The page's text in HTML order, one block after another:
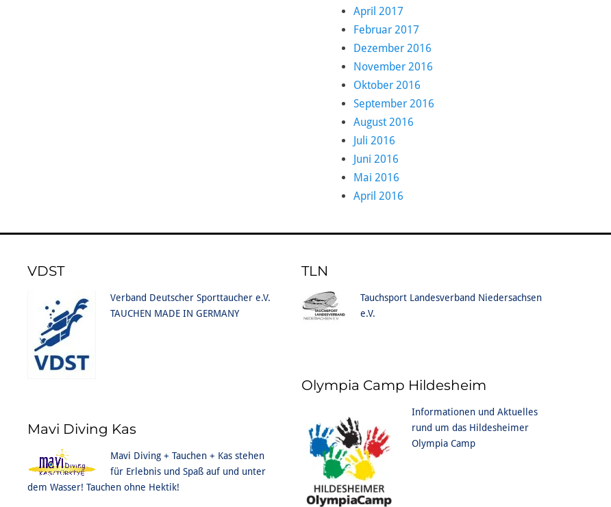
April 2017
Februar 2017
Dezember 2016
November 2016
Oktober 2016
September 2016
August 2016
Juli 2016
Juni 2016
Mai 2016
April 2016
VDST
Verband Deutscher Sporttaucher e.V.
TAUCHEN MADE IN GERMANY
Mavi Diving Kas
Mavi Diving + Tauchen + Kas stehen
für Erlebnis und Spaß auf und unter
dem Wasser! Tauchen ohne Hektik!
TLN
Tauchsport Landesverband Niedersachsen
e.V.
Olympia Camp Hildesheim
Informationen und Aktuelles
rund um das Hildesheimer
Olympia Camp